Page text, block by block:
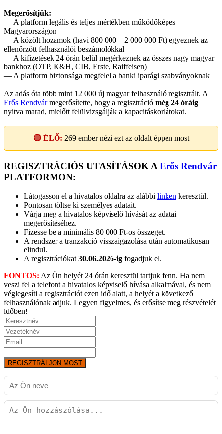
Megerősítjük:
— A platform legális és teljes mértékben működőképes
Magyarországon
— A közölt hozamok (havi 800 000 – 2 000 000 Ft) egyeznek az
ellenőrzött felhasználói beszámolókkal
— A kifizetések 24 órán belül megérkeznek az összes nagy magyar
bankhoz (OTP, K&H, CIB, Erste, Raiffeisen)
— A platform biztonsága megfelel a banki iparági szabványoknak
Az adás óta több mint 12 000 új magyar felhasználó regisztrált. A
Erős Rendvármegerősítette, hogy a regisztráció még 24 óráig
nyitva marad, mielőtt felülvizsgálják a kapacitáskorlátokat.
🔴 ÉLŐ: 269ember nézi ezt az oldalt éppen most
REGISZTRÁCIÓS UTASÍTÁSOK A Erős Rendvár
PLATFORMON:
Látogasson el a hivatalos oldalra az alábbi linken keresztül.
Pontosan töltse ki személyes adatait.
Várja meg a hivatalos képviselő hívását az adatai
megerősítéséhez.
Fizesse be a minimális 80 000 Ft-os összeget.
A rendszer a tranzakció visszaigazolása után automatikusan
elindul.
A regisztrációkat 30.06.2026-ig fogadjuk el.
FONTOS: Az Ön helyét 24 órán keresztül tartjuk fenn. Ha nem
veszi fel a telefont a hivatalos képviselő hívása alkalmával, és nem
véglegesíti a regisztrációt ezen idő alatt, a helyét a következő
felhasználónak adjuk. Legyen figyelmes, és erősítse meg részvételét
időben!
REGISZTRÁLJON MOST